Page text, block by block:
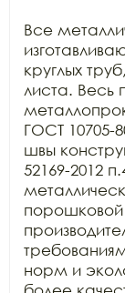
Все
круглых
листа.
ГОСТ 10705-
швы
52169-2012
норм и